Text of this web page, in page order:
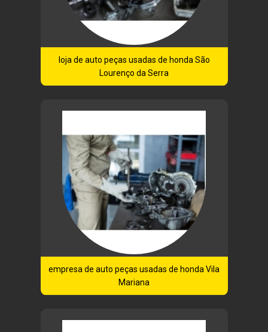
loja de auto peças usadas de honda São
Lourenço da Serra
empresa de auto peças usadas de honda Vila
Mariana